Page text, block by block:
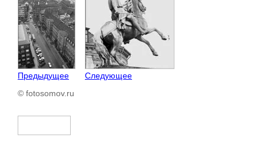
Предыдущее
Следующее
© fotosomov.ru